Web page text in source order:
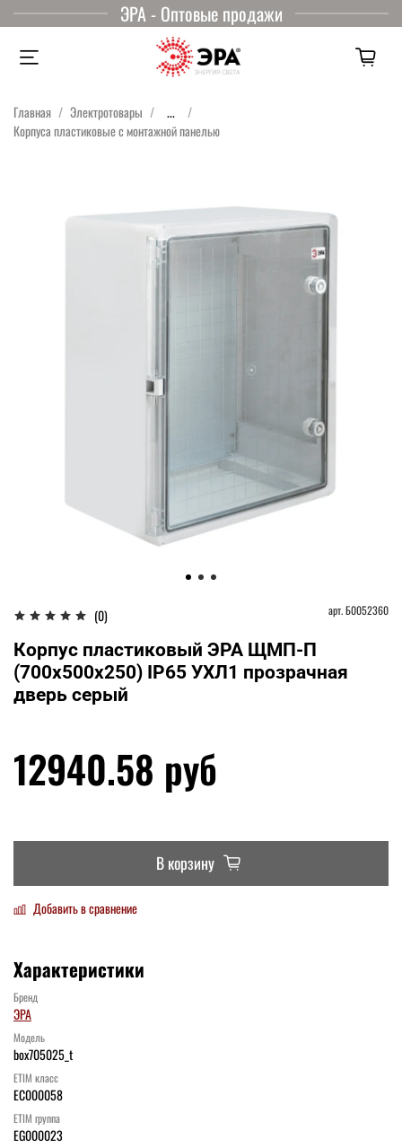
ЭРА - Оптовые продажи
Главная Электротовары
...
Корпуса пластиковые с монтажной панелью
(0) арт.Б0052360
Корпус пластиковый ЭРА ЩМП-П
(700х500х250) IP65 УХЛ1 прозрачная
дверь серый
12940.58 руб
В корзину
Добавить в сравнение
Характеристики
Бренд
ЭРА
Модель
box705025_t
ETIM класс
EC000058
ETIM группа
EG000023